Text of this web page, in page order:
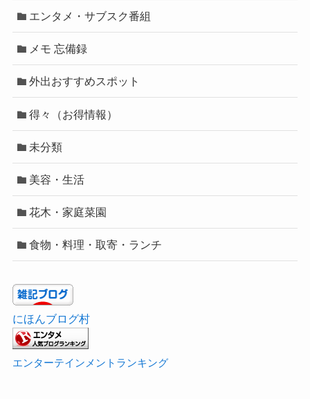
エンタメ・サブスク番組
メモ 忘備録
外出おすすめスポット
得々（お得情報）
未分類
美容・生活
花木・家庭菜園
食物・料理・取寄・ランチ
にほんブログ村
エンターテインメントランキング